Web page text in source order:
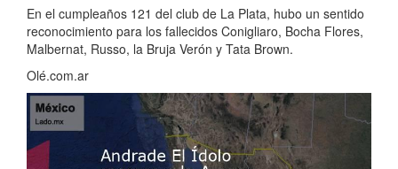
En el cumpleaños 121 del club de La Plata, hubo un sentido
reconocimiento para los fallecidos Conigliaro, Bocha Flores,
Malbernat, Russo, la Bruja Verón y Tata Brown.
Olé.com.ar